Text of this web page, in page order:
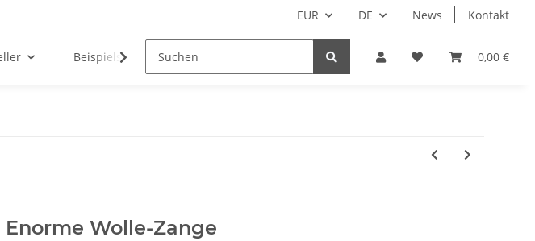
EUR DE News Kontakt
0,00 €
Beispielseite Nur Endkunden
Enorme Wolle-Zange